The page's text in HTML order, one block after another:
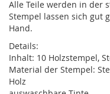
Alle Teile werden in der
Stempel lassen sich gut
Hand.
Details:
Inhalt: 10 Holzstempel,
Material der Stempel:
Holz